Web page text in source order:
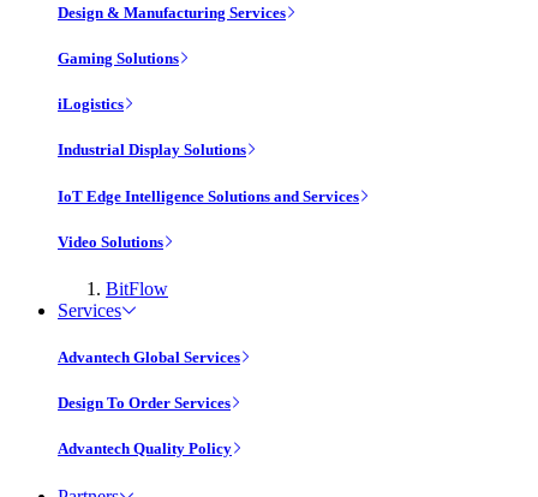
Design & Manufacturing Services
Gaming Solutions
iLogistics
Industrial Display Solutions
IoT Edge Intelligence Solutions and Services
Video Solutions
BitFlow
Services
Advantech Global Services
Design To Order Services
Advantech Quality Policy